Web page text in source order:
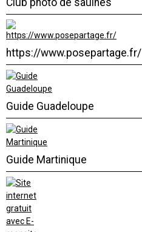
Club photo de saulnes
https://www.posepartage.fr/
Guide Guadeloupe
Guide Martinique